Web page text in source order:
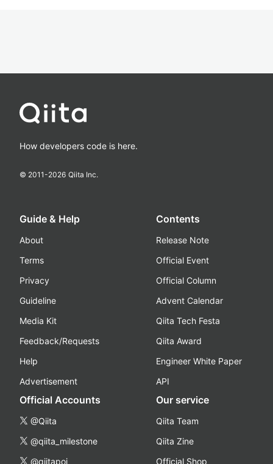
How developers code is here.
© 2011-2026 Qiita Inc.
Guide & Help
About
Terms
Privacy
Guideline
Media Kit
Feedback/Requests
Help
Advertisement
Contents
Release Note
Official Event
Official Column
Advent Calendar
Qiita Tech Festa
Qiita Award
Engineer White Paper
API
Official Accounts
@Qiita
@qiita_milestone
@qiitapoi
Our service
Qiita Team
Qiita Zine
Official Shop